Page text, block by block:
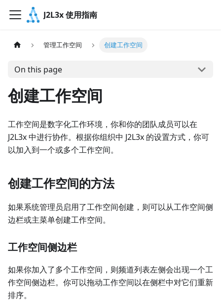
J2L3x 使用指南
管理工作空间 创建工作空间
On this page
创建工作空间
工作空间是数字化工作环境，你和你的团队成员可以在
J2L3x 中进行协作。根据你组织中 J2L3x 的设置方式，你可
以加入到一个或多个工作空间。
创建工作空间的方法
如果系统管理员启用了工作空间创建，则可以从工作空间侧
边栏或主菜单创建工作空间。
工作空间侧边栏
如果你加入了多个工作空间，则频道列表左侧会出现一个工
作空间侧边栏。你可以拖动工作空间以在侧栏中对它们重新
排序。